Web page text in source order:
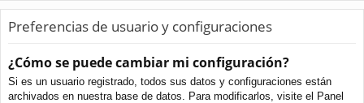
Preferencias de usuario y configuraciones
¿Cómo se puede cambiar mi configuración?
Si es un usuario registrado, todos sus datos y configuraciones están
archivados en nuestra base de datos. Para modificarlos, visite el Panel